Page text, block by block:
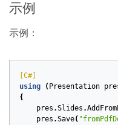
示例
示例：
[C#]
using
( Presentation
{
pres .Slides .
pres .Save(